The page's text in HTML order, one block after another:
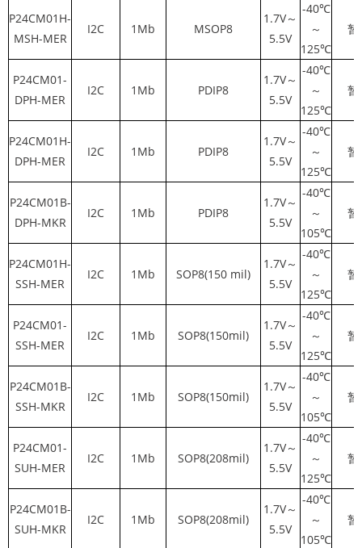
P24CM01H-
MSH-MER
I2C 1Mb MSOP8
1.7V～
5.5V
-40℃
～
125℃
暂
P24CM01-
DPH-MER
I2C 1Mb PDIP8
1.7V～
5.5V
-40℃
～
125℃
暂
P24CM01H-
DPH-MER
I2C 1Mb PDIP8
1.7V～
5.5V
-40℃
～
125℃
暂
P24CM01B-
DPH-MKR
I2C 1Mb PDIP8
1.7V～
5.5V
-40℃
～
105℃
暂
P24CM01H-
SSH-MER
I2C 1Mb SOP8(150 mil)
1.7V～
5.5V
-40℃
～
125℃
暂
P24CM01-
SSH-MER
I2C 1Mb SOP8(150mil)
1.7V～
5.5V
-40℃
～
125℃
暂
P24CM01B-
SSH-MKR
I2C 1Mb SOP8(150mil)
1.7V～
5.5V
-40℃
～
105℃
暂
P24CM01-
SUH-MER
I2C 1Mb SOP8(208mil)
1.7V～
5.5V
-40℃
～
125℃
暂
P24CM01B-
SUH-MKR
I2C 1Mb SOP8(208mil)
1.7V～
5.5V
-40℃
～
105℃
暂